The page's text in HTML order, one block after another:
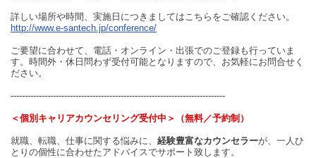
詳しい場所や時間、実施日につきましてはこちらをご確認ください。
http://www.e-santech.jp/conference/
ご要望に合わせて、電話・オンライン・出張でのご登録も行っていま
す。時間外・休日問わず受付可能となりますので、お気軽にお問合せく
ださい。
----------------------------------------------------------------------------
＜個別キャリアカウンセリング受付中＞（無料／予約制）
就職、転職、仕事に関する悩みに、 経験豊富なカウンセラーが、一人ひ
とりの個性に合わせたアドバイスでサポート致します。